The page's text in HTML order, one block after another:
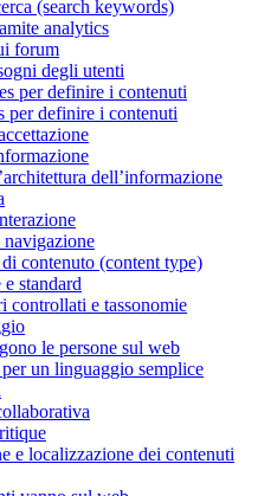
(search keywords)
analytics
forum
degli utenti
per definire i contenuti
per definire i contenuti
dell’informazione
contenuto (content type)
standard
controllati e tassonomie
le persone sul web
un linguaggio semplice
e localizzazione dei contenuti